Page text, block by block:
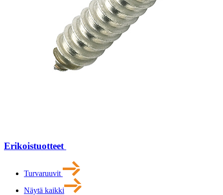
Erikoistuotteet
Turvaruuvit
Näytä kaikki